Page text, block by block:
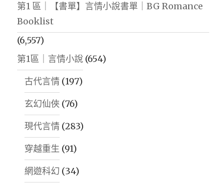
第1 區｜【書單】言情小說書單｜BG Romance
Booklist
(6,557)
第1區｜言情小說 (654)
古代言情 (197)
玄幻仙俠 (76)
現代言情 (283)
穿越重生 (91)
網遊科幻 (34)